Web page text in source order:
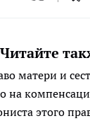
Читайте
матери и
на
этого